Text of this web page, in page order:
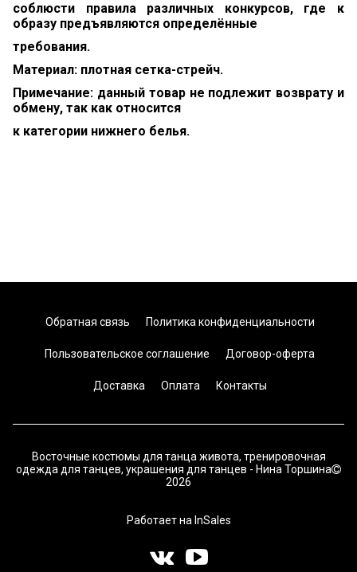
соблюсти правила различных конкурсов, где к
образу предъявляются определённые
требования.
Материал: плотная сетка-стрейч.
Примечание: данный товар не подлежит возврату и
обмену, так как относится
к категории нижнего белья.
Обратная связь Политика конфиденциальности
Пользовательское соглашение Договор-оферта
Доставка Оплата Контакты
Восточные костюмы для танца живота, тренировочная
одежда для танцев, украшения для танцев - Нина Торшина
2026
Работает на InSales